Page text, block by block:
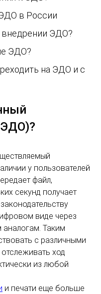
в России
внедрении ЭДО?
ЭДО?
на ЭДО и с
у пользователей
файл,
секунд получает
виде через
Таким
с различными
ход
из любой
и печати еще больше